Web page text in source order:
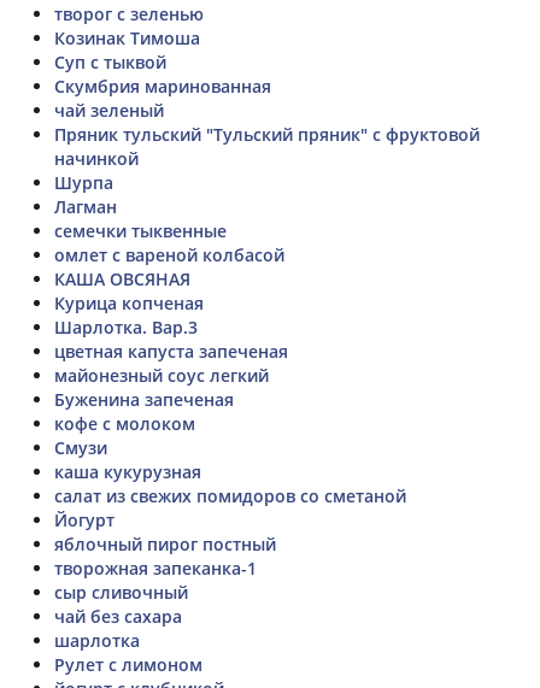
творог с зеленью
Козинак Тимоша
Суп с тыквой
Скумбрия маринованная
чай зеленый
Пряник тульский "Тульский пряник" с фруктовой
начинкой
Шурпа
Лагман
семечки тыквенные
омлет с вареной колбасой
КАША ОВСЯНАЯ
Курица копченая
Шарлотка. Вар.3
цветная капуста запеченая
майонезный соус легкий
Буженина запеченая
кофе с молоком
Смузи
каша кукурузная
салат из свежих помидоров со сметаной
Йогурт
яблочный пирог постный
творожная запеканка-1
сыр сливочный
чай без сахара
шарлотка
Рулет с лимоном